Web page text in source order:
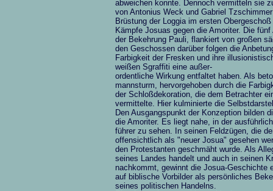
abweichen konnte. Dennoch vermitteln sie
von Antonius Weck und Gabriel
Brüstung der Loggia im ersten
Kämpfe Josuas gegen die Amoriter. Die
der Bekehrung Pauli, flankiert von großen
den Geschossen darüber folgen die
Farbigkeit der Fresken und ihre
weißen Sgraffiti eine außer-
ordentliche Wirkung entfaltet haben. Als
mannsturm, hervorgehoben durch die
der Schloßdekoration, die dem Betrachter
vermittelte. Hier kulminierte die
Den Ausgangspunkt der Konzeption bilden
die Amoriter. Es liegt nahe, in der
führer zu sehen. In seinen Feldzügen, die
offensichtlich als "neuer Josua" gesehen
den Protestanten geschmäht wurde. Als
seines Landes handelt und auch in seinen
nachkommt, gewinnt die Josua-Geschichte
auf biblische Vorbilder als persönliches
seines politischen Handelns.